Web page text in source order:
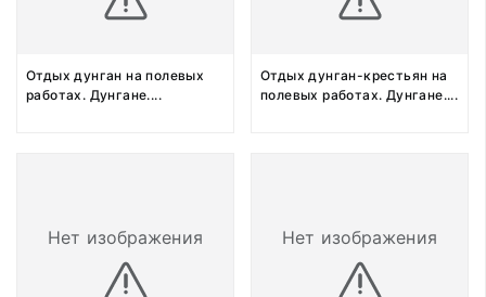
Отдых дунган на полевых
работах. Дунгане....
Отдых дунган-крестьян на
полевых работах. Дунгане....
Нет изображения Нет изображения